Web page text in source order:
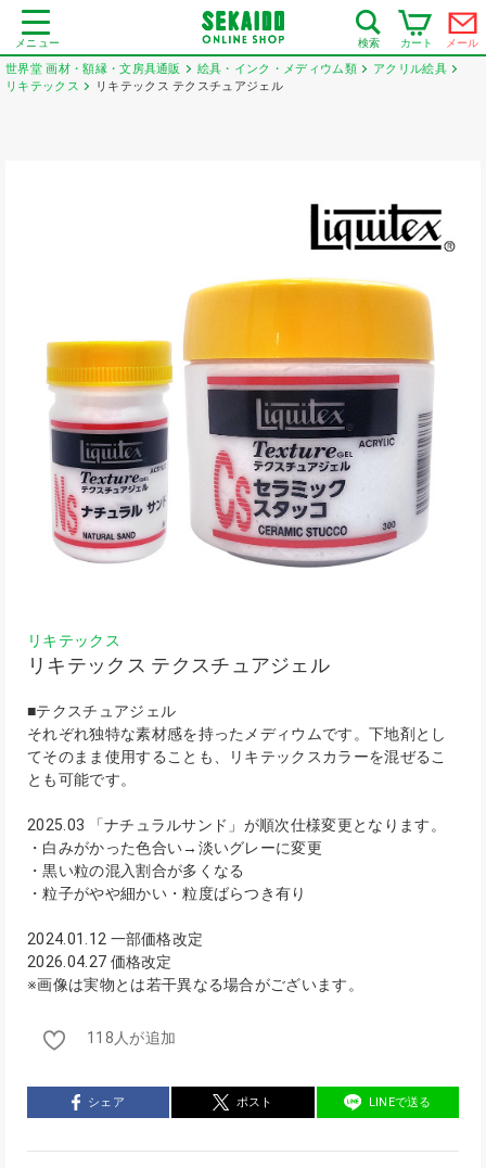
メニュー 検索 カート メール
世界堂 画材・額縁・文房具通販 絵具・インク・メディウム類
アクリル絵具
リキテックス
リキテックス テクスチュアジェル
リキテックス
リキテックス テクスチュアジェル
■テクスチュアジェル
それぞれ独特な素材感を持ったメディウムです。下地剤とし
てそのまま使用することも、リキテックスカラーを混ぜるこ
とも可能です。
2025.03 「ナチュラルサンド」が順次仕様変更となります。
・白みがかった色合い→淡いグレーに変更
・黒い粒の混入割合が多くなる
・粒子がやや細かい・粒度ばらつき有り
2024.01.12 一部価格改定
2026.04.27 価格改定
※画像は実物とは若干異なる場合がございます。
118人が追加
シェア ポスト LINEで送る